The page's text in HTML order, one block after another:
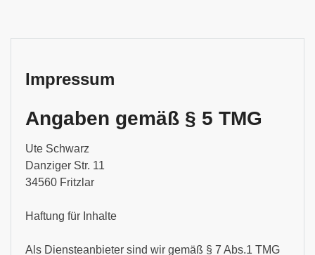
Impressum
Angaben gemäß § 5 TMG
Ute Schwarz
Danziger Str. 11
34560 Fritzlar
Haftung für Inhalte
Als Diensteanbieter sind wir gemäß § 7 Abs.1 TMG